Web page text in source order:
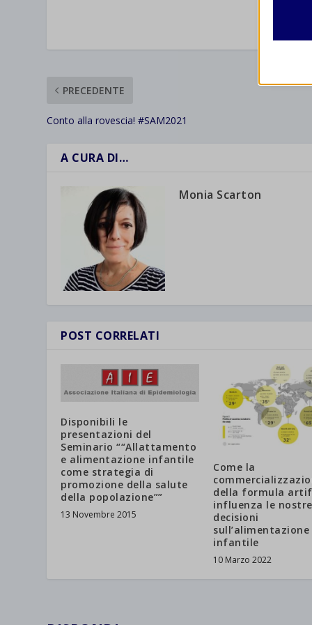
PRECEDENTE
Conto alla rovescia! #SAM2021
A CURA DI…
Monia Scarton
POST CORRELATI
Disponibili le
presentazioni del
Seminario ““Allattamento
e alimentazione infantile
come strategia di
promozione della salute
della popolazione””
13 Novembre 2015
Come la
della formula
influenza le nostre
decisioni
sull’alimentazione
infantile
10 Marzo 2022
I
Altri